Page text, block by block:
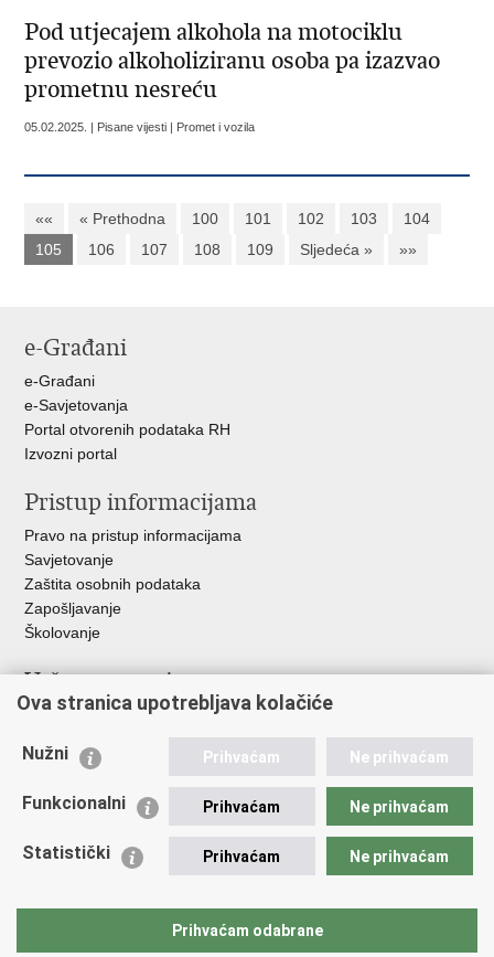
Pod utjecajem alkohola na motociklu
prevozio alkoholiziranu osoba pa izazvao
prometnu nesreću
05.02.2025. | Pisane vijesti | Promet i vozila
«« « Prethodna 100 101 102 103
104
105
106 107 108 109 Sljedeća » »»
e-Građani
e-Građani
e-Savjetovanja
Portal otvorenih podataka RH
Izvozni portal
Pristup informacijama
Pravo na pristup informacijama
Savjetovanje
Zaštita osobnih podataka
Zapošljavanje
Školovanje
Važne poveznice
Ministarstvo unutarnjih poslova
Udruge
Policijska akademija
Zaklada policijske solidarnosti
Vučetić"
Ova stranica upotrebljava kolačiće
Nužni Prihvaćam Ne prihvaćam
Funkcionalni Prihvaćam Ne prihvaćam
Statistički Prihvaćam Ne prihvaćam
Prihvaćam odabrane